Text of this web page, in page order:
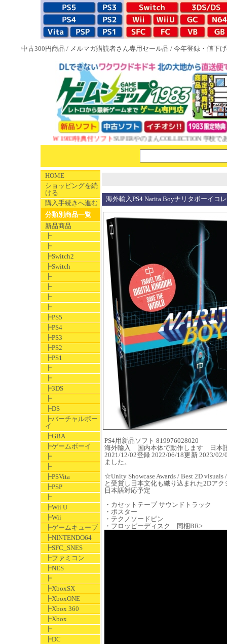
中古300円商品 / メルマガ購読者さん専用セール品 / 今年登録・値下
NEW 1983特典付ソフトSUPERやのまんCOLLECTION 学校であった
HOME
ショッピングを続
ける
購入手続きへ進む
分類別商品一覧
新品商品
┣
┣
┣Switch2
┣Switch
┣
┣
┣
┣
┣PS5
┣PS4
┣PS3
┣PS2
┣PS1
┣
┣
┣3DS
┣
┣DS
┣バーチャルボー
イ
┣GBA
┣ゲームボーイ
┣
┣
┣PSVita
┣PSP
┣
┣Wii U
┣Wii
┣ゲームキューブ
┣NINTENDO64
┣SFC_SNES
┣ファミコン
┣NES
┣
┣XboxSX
┣XboxONE
┣Xbox 360
┣Xbox
┣
┣DC
海外輸入PS4 Narita Boyナリタボーイコ
PS4用新品ソフト 819976028020
海外輸入 国内本体で動作します 日本
2021/12/02登録 2022/06/18更新 2023/
ました。
☆Unity Showcase Awards / Best 2D visuals
と受賞し日本文化も織り込まれた2Dアク
日本語対応予定
・カセットテープ サウンドトラック
・ポスター
・テクノソードピン
・フロッピーディスク 同梱BR>